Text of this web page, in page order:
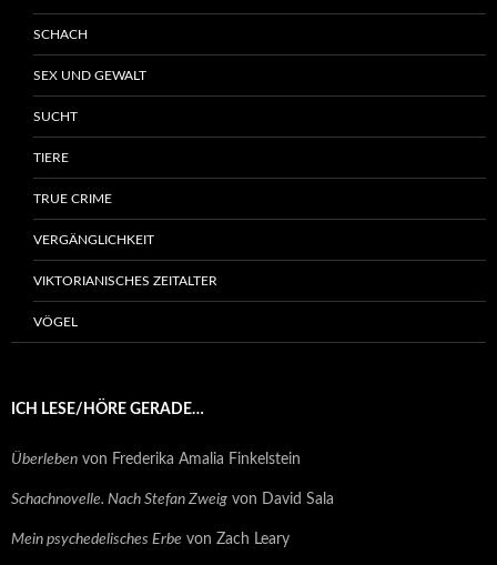
SCHACH
SEX UND GEWALT
SUCHT
TIERE
TRUE CRIME
VERGÄNGLICHKEIT
VIKTORIANISCHES ZEITALTER
VÖGEL
ICH LESE/HÖRE GERADE…
Überleben von Frederika Amalia Finkelstein
Schachnovelle. Nach Stefan Zweig von David Sala
Mein psychedelisches Erbe von Zach Leary